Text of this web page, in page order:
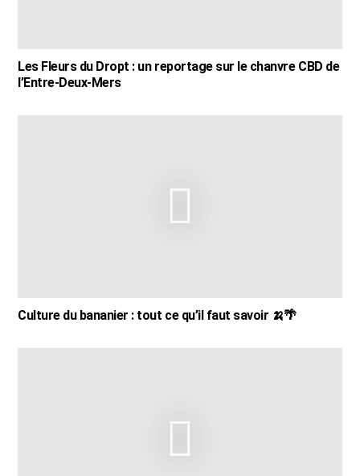
Les Fleurs du Dropt : un reportage sur le chanvre CBD de
l’Entre-Deux-Mers
Culture du bananier : tout ce qu’il faut savoir 🍌🌴